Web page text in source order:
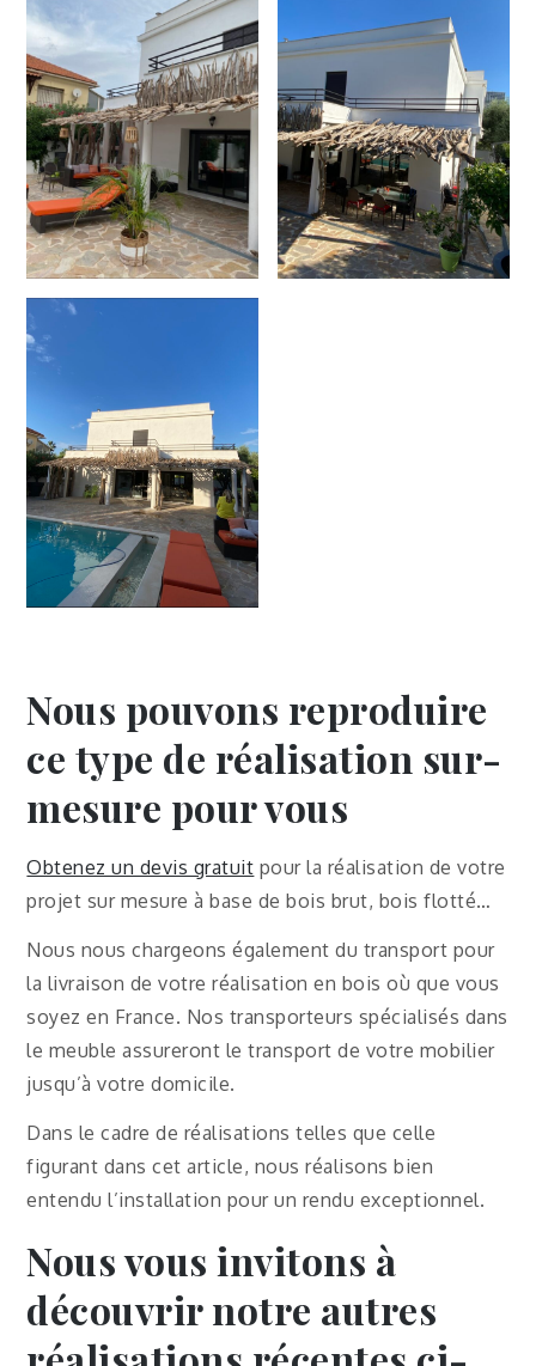
Nous pouvons reproduire
ce type de réalisation sur-
mesure pour vous
Obtenez un devis gratuit pour la réalisation de votre
projet sur mesure à base de bois brut, bois flotté…
Nous nous chargeons également du transport pour
la livraison de votre réalisation en bois où que vous
soyez en France. Nos transporteurs spécialisés dans
le meuble assureront le transport de votre mobilier
jusqu’à votre domicile.
Dans le cadre de réalisations telles que celle
figurant dans cet article, nous réalisons bien
entendu l’installation pour un rendu exceptionnel.
Nous vous invitons à
découvrir notre autres